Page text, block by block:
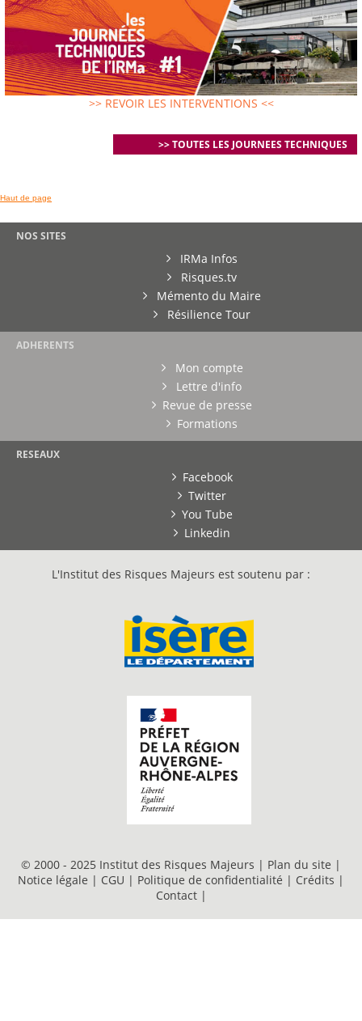
>> REVOIR LES INTERVENTIONS <<
>> TOUTES LES JOURNEES TECHNIQUES
Haut de page
NOS SITES
IRMa Infos
Risques.tv
Mémento du Maire
Résilience Tour
ADHERENTS
Mon compte
Lettre d'info
Revue de presse
Formations
RESEAUX
Facebook
Twitter
You Tube
Linkedin
L'Institut des Risques Majeurs est soutenu par :
© 2000 - 2025 Institut des Risques Majeurs | Plan du site |
Notice légale | CGU | Politique de confidentialité | Crédits |
Contact |